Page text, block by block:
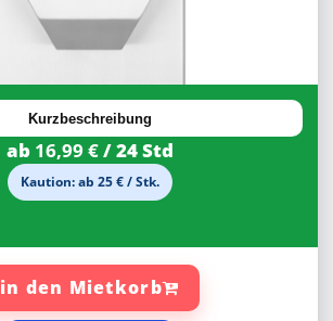
Kurzbeschreibung
ab 16,99 €/ 24 Std
Kaution: ab 25 € / Stk.
in den Mietkorb